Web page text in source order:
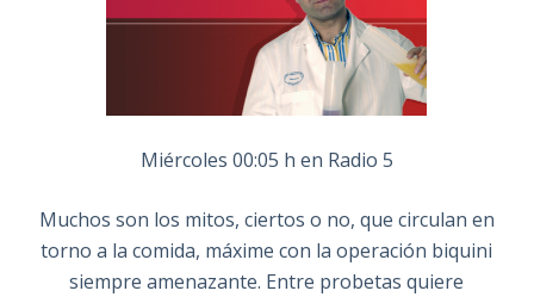
Miércoles 00:05 h en Radio 5
Muchos son los mitos, ciertos o no, que circulan en
torno a la comida, máxime con la operación biquini
siempre amenazante. Entre probetas quiere